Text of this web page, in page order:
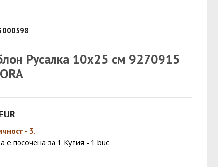
Русалка 10x25 см 9270915
- 3.
е посочена за 1 Кутия - 1 buc